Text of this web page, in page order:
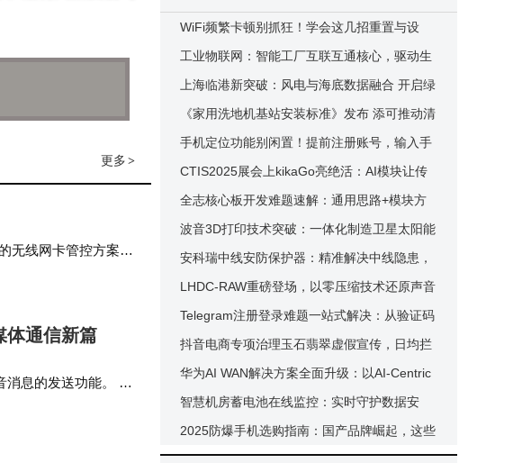
团公司特别为汉
增开了24列旅客
司也增开了35列
大旅客提供了便
更多 >
无线网卡管控方案。
体通信新篇
消息的发送功能。 此
WiFi频繁卡顿别抓狂！学会这几招重置与设
置，让网络恢复丝滑流畅
工业物联网：智能工厂互联互通核心，驱动生
产高效精准新引擎
上海临港新突破：风电与海底数据融合 开启绿
色算力新篇章
《家用洗地机基站安装标准》发布 添可推动清
洁家电“隐序”美学新趋势
手机定位功能别闲置！提前注册账号，输入手
机号就能知对方位置
CTIS2025展会上kikaGo亮绝活：AI模块让传
统蓝牙设备秒变同声传译神器
全志核心板开发难题速解：通用思路+模块方
案，助力高效开发
波音3D打印技术突破：一体化制造卫星太阳能
电池阵，提升效率与产能
安科瑞中线安防保护器：精准解决中线隐患，
为多场景用电筑牢安全防线
LHDC-RAW重磅登场，以零压缩技术还原声音
本真魅力
Telegram注册登录难题一站式解决：从验证码
到安全验证全攻略
抖音电商专项治理玉石翡翠虚假宣传，日均拦
截违规商品5万件
华为AI WAN解决方案全面升级：以AI-Centric
助力运营商迈向Net5.5G R2智能新阶段
智慧机房蓄电池在线监控：实时守护数据安
全，提升运维管理效能
2025防爆手机选购指南：国产品牌崛起，这些
品牌功能与性价比兼备